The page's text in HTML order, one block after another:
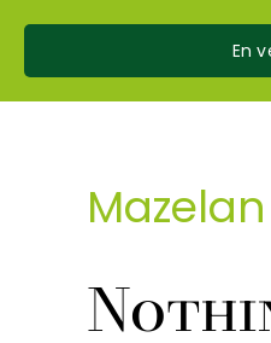
content
En
Mazelan